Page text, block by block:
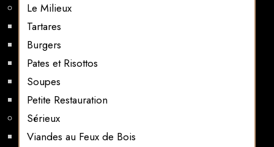
Le Milieux
Tartares
Burgers
Pates et Risottos
Soupes
Petite Restauration
Sérieux
Viandes au Feux de Bois